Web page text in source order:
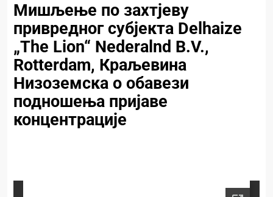
Мишљење по захтјеву
привредног субјекта Delhaize
„The Lion“ Nederalnd B.V.,
Rotterdam, Краљевина
Низоземска о обавези
подношења пријаве
концентрације